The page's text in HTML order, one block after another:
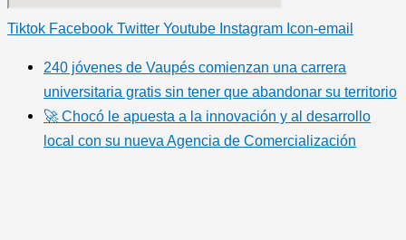
Tiktok Facebook Twitter Youtube Instagram Icon-email
240 jóvenes de Vaupés comienzan una carrera
universitaria gratis sin tener que abandonar su territorio
🚀 Chocó le apuesta a la innovación y al desarrollo
local con su nueva Agencia de Comercialización